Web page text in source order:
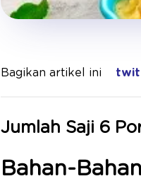
Bagikan artikel ini
Jumlah Saji 6
Bahan-Bahan